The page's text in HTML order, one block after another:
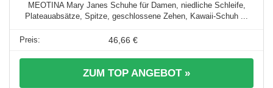
MEOTINA Mary Janes Schuhe für Damen, niedliche Schleife,
Plateauabsätze, Spitze, geschlossene Zehen, Kawaii-Schuh ...
46,66 €
ZUM TOP ANGEBOT »